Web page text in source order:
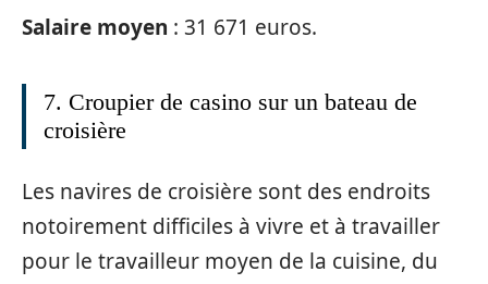
Salaire moyen : 31 671 euros.
7. Croupier de casino sur un bateau de
croisière
Les navires de croisière sont des endroits
notoirement difficiles à vivre et à travailler
pour le travailleur moyen de la cuisine, du